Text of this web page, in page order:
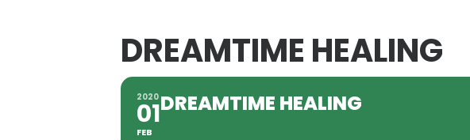
DREAMTIME HEALING
2020
01
FEB
DREAMTIME HEALING